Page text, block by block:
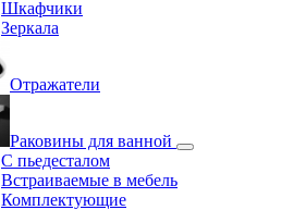
Шкафчики
Зеркала
Отражатели
Раковины для ванной
С пьедесталом
Встраиваемые в мебель
Комплектующие